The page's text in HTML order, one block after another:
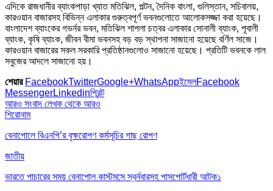
এদিকে রাজধানীর ব্যাংকপাড়া খ্যাত মতিঝিল, পল্টন, দৈ‌নিক বাংলা, গুলিস্তান, সচিবালয়,
কারওয়ান বাজারসহ বিভিন্ন এলাকার গুরুত্বপূর্ণ ভবনগুলোতে আলোকসজ্জা করা হয়েছে।
বাংলাদেশ ব্যাংকের গভর্নর ভবন, মতিঝিল শাপলা চত্বর এলাকার সোনালী ব্যাংক, পূবালী
ব্যাংক, কৃষি ব্যাংক, জীবন বীমা ভবনসহ বড় বড় স্থাপনা সাজানো হয়েছে বর্ণিল সাজে।
কারওয়ান বাজারের সকল সরকারি প্রতিষ্ঠানগুলোও সাজানো হয়েছে। প্রতিটি ভবনকে লাল
সবুজের আদলে সাজানো হয়।
শেয়ার FacebookTwitterGoogle+WhatsAppইমেলFacebook
MessengerLinkedinপ্রিন্ট
আরও সংবাদ লেখক থেকে আরও
শিরোনাম
বেনাপোলে বিএনপি’র বৃক্ষরোপণ কর্মসূচির গাছ রোপণ
জাতীয়
ভারতে পাচারের সময় বেনাপোল কাস্টমসে স্বর্নবারসহ পাসপোর্টধারী আটক১